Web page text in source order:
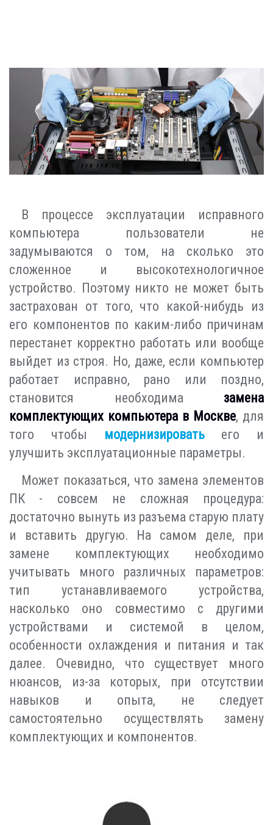
В процессе эксплуатации исправного
компьютера пользователи не
задумываются о том, на сколько это
сложенное и высокотехнологичное
устройство. Поэтому никто не может быть
застрахован от того, что какой-нибудь из
его компонентов по каким-либо причинам
перестанет корректно работать или вообще
выйдет из строя. Но, даже, если компьютер
работает исправно, рано или поздно,
становится необходима замена
комплектующих компьютера в Москве, для
того чтобы модернизироватьего и
улучшить эксплуатационные параметры.
Может показаться, что замена элементов
ПК - совсем не сложная процедура:
достаточно вынуть из разъема старую плату
и вставить другую. На самом деле, при
замене комплектующих необходимо
учитывать много различных параметров:
тип устанавливаемого устройства,
насколько оно совместимо с другими
устройствами и системой в целом,
особенности охлаждения и питания и так
далее. Очевидно, что существует много
нюансов, из-за которых, при отсутствии
навыков и опыта, не следует
самостоятельно осуществлять замену
комплектующих и компонентов.